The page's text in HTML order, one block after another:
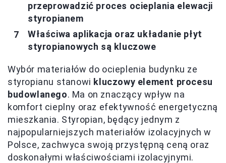
przeprowadzić proces ocieplania elewacji
styropianem
Właściwa aplikacja oraz układanie płyt
styropianowych są kluczowe
Wybór materiałów do ocieplenia budynku ze
styropianu stanowi kluczowy element procesu
budowlanego. Ma on znaczący wpływ na
komfort cieplny oraz efektywność energetyczną
mieszkania. Styropian, będący jednym z
najpopularniejszych materiałów izolacyjnych w
Polsce, zachwyca swoją przystępną ceną oraz
doskonałymi właściwościami izolacyjnymi.